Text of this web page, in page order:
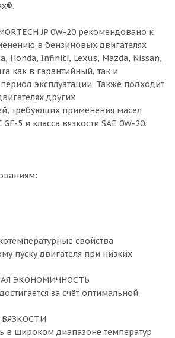
JP 0W-20 рекомендовано к
в бензиновых двигателях
Honda, Infiniti, Lexus, Mazda, Nissan,
как в гарантийный, так и
эксплуатации. Также подходит
других
требующих применения масел
GF-5 и класса вязкости SAE 0W-20.
свойства
пуску двигателя при низких
ЭКОНОМИЧНОСТЬ
за счёт оптимальной
в широком диапазоне температур